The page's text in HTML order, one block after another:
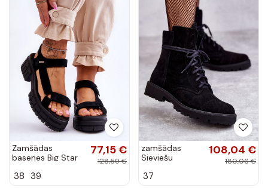
Zamšādas
basenes Big Star
77,15 €
128,59 €
38 39
zamšādas
Sieviešu
rāvējslēdzējiem
108,04 €
180,06 €
37